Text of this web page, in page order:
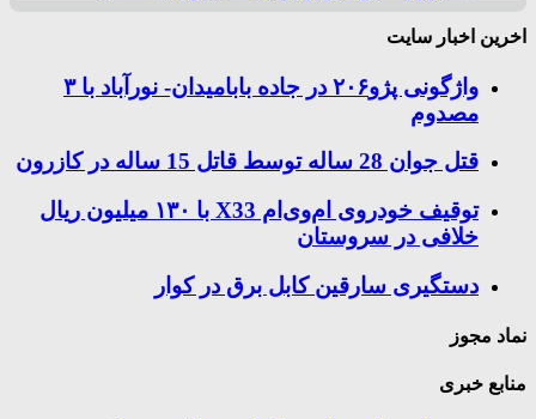
اخرین اخبار سایت
واژگونی پژو۲۰۶ در جاده بابامیدان- نورآباد با ۳
مصدوم
قتل جوان 28 ساله توسط قاتل 15 ساله در کازرون
توقیف خودروی ام‌وی‌ام X33 با ۱۳۰ میلیون ریال
خلافی در سروستان
دستگیری سارقین کابل برق در کوار
نماد مجوز
منابع خبری